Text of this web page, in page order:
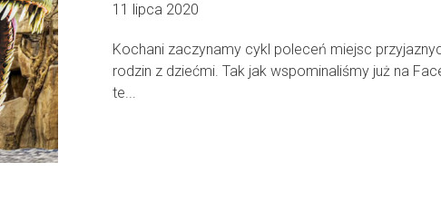
11 lipca 2020
Kochani zaczynamy cykl poleceń miejsc
rodzin z dziećmi. Tak jak wspominaliśmy już na
te...